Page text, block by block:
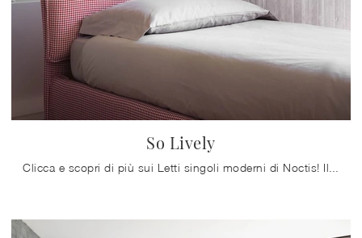
So Lively